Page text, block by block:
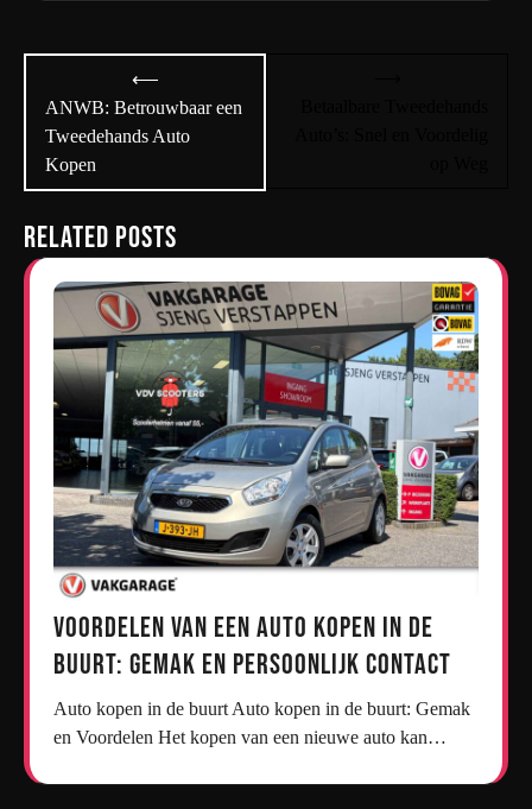
navigatie
⟵
ANWB: Betrouwbaar een
Tweedehands Auto
Kopen
Related Posts
Voordelen van een Auto Kopen in de
Buurt: Gemak en Persoonlijk Contact
Auto kopen in de buurt Auto kopen in de buurt: Gemak
en Voordelen Het kopen van een nieuwe auto kan…